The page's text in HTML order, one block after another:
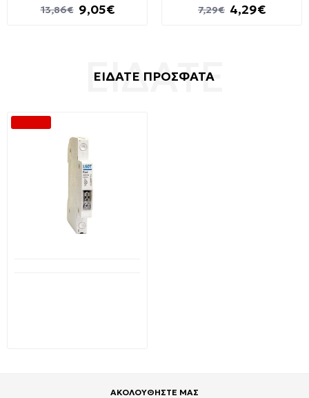
9,05€
13,86€ 4,29€
7,29€
ΕΙΔΑΤΕ ΠΡΟΣΦΑΤΑ
ΑΚΟΛΟΥΘΗΣΤΕ ΜΑΣ